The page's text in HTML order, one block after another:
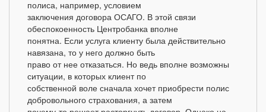
полиса, например, условием
заключения договора ОСАГО. В этой связи
обеспокоенность Центробанка вполне
понятна. Если услуга клиенту была действительно
навязана, то у него должно быть
право от нее отказаться. Но ведь вполне возможны
ситуации, в которых клиент по
собственной воле сначала хочет приобрести полис
добровольного страхования, а затем